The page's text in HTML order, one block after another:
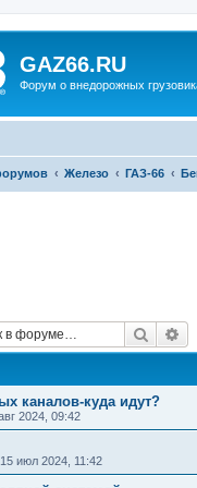
GAZ66.RU
Форум о внедорожных
Железо ГАЗ-66
Поиск
каналов-куда идут?
2024, 09:42
15 июл 2024, 11:42